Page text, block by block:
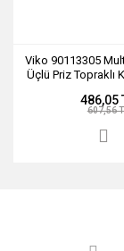
Viko 90113305
Üçlü Priz Topraklı
486,05
607,56